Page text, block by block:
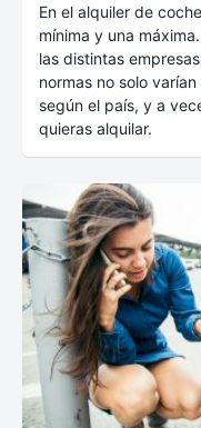
En el alquiler de
mínima y una
las distintas
normas no solo
según el país, y a
quieras alquilar.